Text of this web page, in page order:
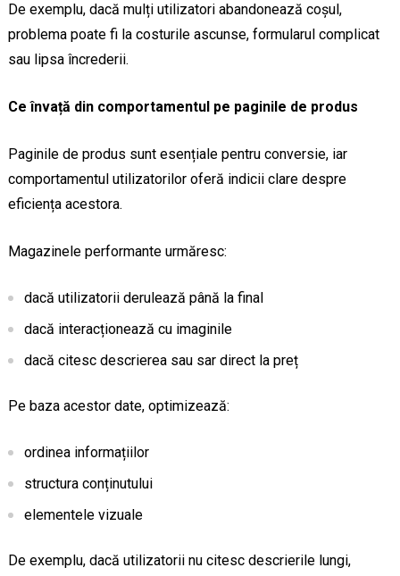
De exemplu, dacă mulți utilizatori abandonează coșul,
problema poate fi la costurile ascunse, formularul complicat
sau lipsa încrederii.
Ce învață din comportamentul pe paginile de produs
Paginile de produs sunt esențiale pentru conversie, iar
comportamentul utilizatorilor oferă indicii clare despre
eficiența acestora.
Magazinele performante urmăresc:
dacă utilizatorii derulează până la final
dacă interacționează cu imaginile
dacă citesc descrierea sau sar direct la preț
Pe baza acestor date, optimizează:
ordinea informațiilor
structura conținutului
elementele vizuale
De exemplu, dacă utilizatorii nu citesc descrierile lungi,